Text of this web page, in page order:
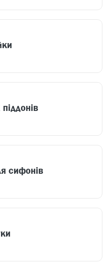
сифонів